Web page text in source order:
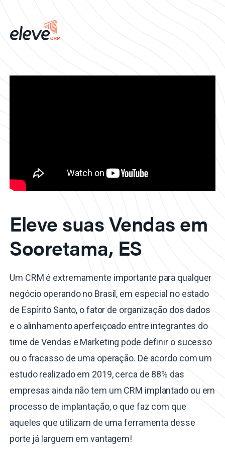
Eleve suas Vendas em
Sooretama, ES
Um CRM é extremamente importante para qualquer
negócio operando no Brasil, em especial no estado
de Espírito Santo, o fator de organização dos dados
e o alinhamento aperfeiçoado entre integrantes do
time de Vendas e Marketing pode definir o sucesso
ou o fracasso de uma operação. De acordo com um
estudo realizado em 2019, cerca de 88% das
empresas ainda não tem um CRM implantado ou em
processo de implantação, o que faz com que
aqueles que utilizam de uma ferramenta desse
porte já larguem em vantagem!